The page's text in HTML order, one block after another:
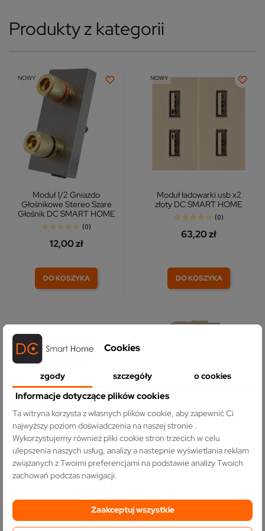
Produkty z kategorii
NOWY
Moduł 1/2 Gniazdo
Głośnikowe Stereo Szare
Głośnik DC SMART HOME
(0)
12,00 zł
DO KOSZYKA
NOWY
Moduł ładowarki usb x2
złoty DC SMART HOME
(0)
63,20 zł
DO KOSZYKA
NOWY
Moduł ładowarki usb x2 biały
DC SMART HOME
(0)
63,20 zł
NOWY
Gniazdo światłowodowe SC
simplex UPC 1/2 złote
(0)
Cookies
zgody szczegóły o cookies
Informacje dotyczące plików cookies
Ta witryna korzysta z własnych plików cookie, aby zapewnić Ci
najwyższy poziom doświadczenia na naszej stronie .
Wykorzystujemy również pliki cookie stron trzecich w celu
ulepszenia naszych usług, analizy a nastepnie wyświetlania reklam
związanych z Twoimi preferencjami na podstawie analizy Twoich
zachowań podczas nawigacji.
Zaakceptuj wszystkie